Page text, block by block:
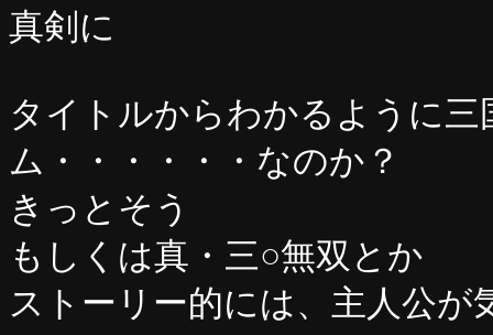
真剣に
タイトルからわかるように
ム・・・・・・なのか？
きっとそう
もしくは真・三○無双とか
ストーリー的には、主人公